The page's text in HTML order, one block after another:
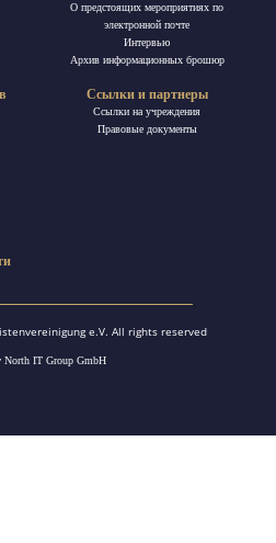
О предстоящих мероприятиях по
электронной почте
Интервью
Архив информационных брошюр
Ссылки и партнеры
Ссылки на учреждения
Правовые документы
e.V. All rights reserved
North IT Group GmbH